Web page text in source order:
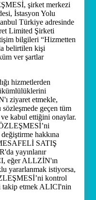
şirket merkezi
İstasyon Yolu
Türkiye adresinde
Limited Şirketi
bilgileri “Hizmetten
belirtilen kişi
ver şartlar
hizmetlerden
ziyaret etmekle,
geçen tüm
ve kabul ettiğini onaylar.
hakkına
SATIŞ
yayınlanır
eğer ALLZİN'ın
yararlanmak istiyorsa,
kontrol
takip etmek ALICI'nin